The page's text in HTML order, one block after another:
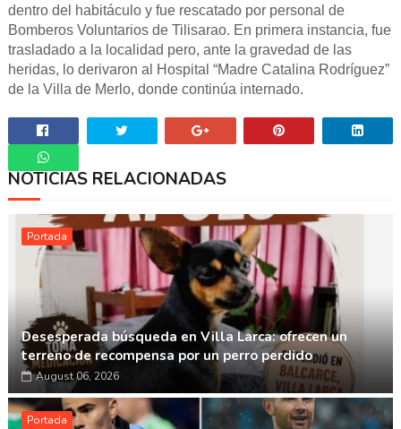
dentro del habitáculo y fue rescatado por personal de
Bomberos Voluntarios de Tilisarao. En primera instancia, fue
trasladado a la localidad pero, ante la gravedad de las
heridas, lo derivaron al Hospital “Madre Catalina Rodríguez”
de la Villa de Merlo, donde continúa internado.
Whatsapp
NOTICIAS RELACIONADAS
Portada
Desesperada búsqueda en Villa Larca: ofrecen un
terreno de recompensa por un perro perdido
August 06, 2026
Portada